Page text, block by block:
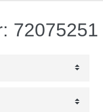
72075251